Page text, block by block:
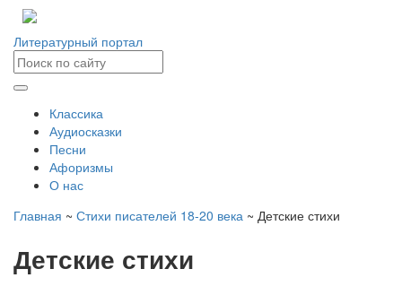
Литературный портал
Классика
Аудиосказки
Песни
Афоризмы
О нас
Главная ~ Стихи писателей 18-20 века ~ Детские стихи
Детские стихи